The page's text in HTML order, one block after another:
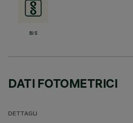
BIS
DATI FOTOMETRICI
DETTAGLI